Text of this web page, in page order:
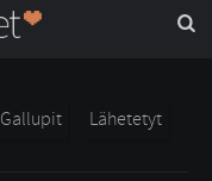
Gallupit
Lähetetyt